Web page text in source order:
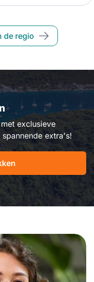
de regio
exclusieve
extra's!